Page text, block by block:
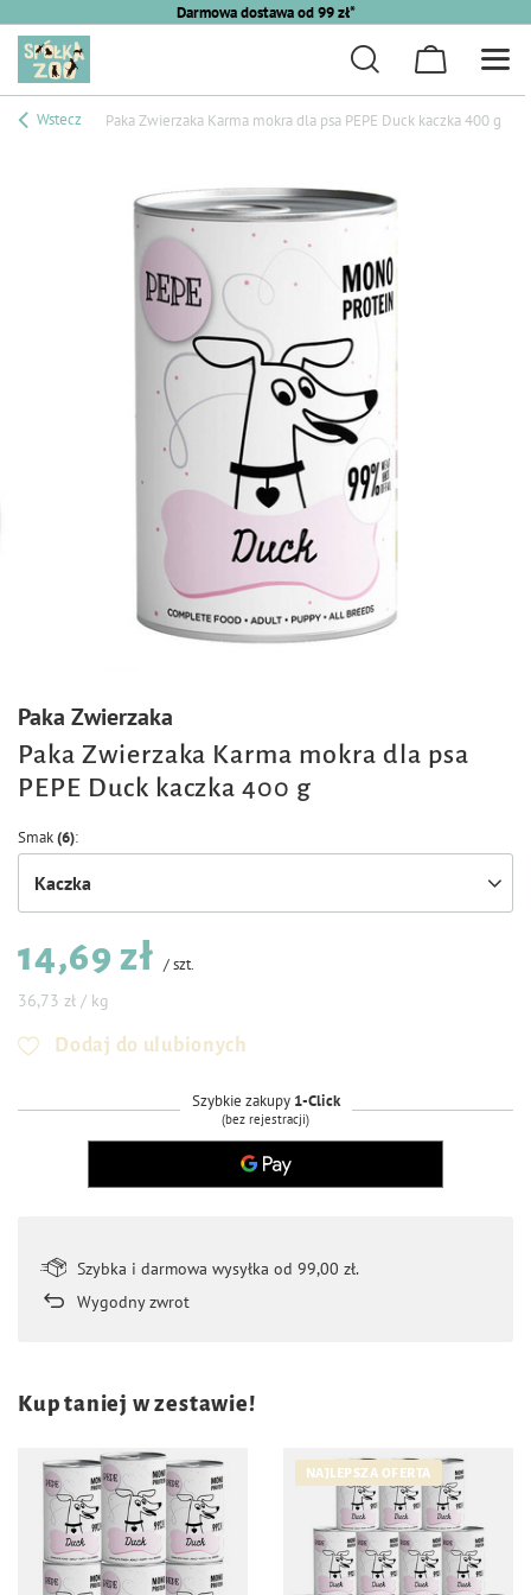
Darmowa dostawa od 99 zł*
Wstecz Paka Zwierzaka Karma mokra dla psa PEPE Duck kaczka 400 g
Paka Zwierzaka
Paka Zwierzaka Karma mokra dla psa
PEPE Duck kaczka 400 g
Smak(6)
Kaczka
14,69 zł /szt.
36,73 zł / kg
Dodaj do ulubionych
Szybkie zakupy 1-Click
(bez rejestracji)
Szybka i darmowa wysyłka od 99,00 zł.
Wygodny zwrot
Kup taniej w zestawie!
NAJLEPSZA OFERTA